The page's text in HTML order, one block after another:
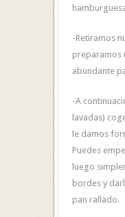
-Retiramos
preparamos
abundante
-A
lavadas)
le damos
Puedes
luego
bordes y
pan rallado.